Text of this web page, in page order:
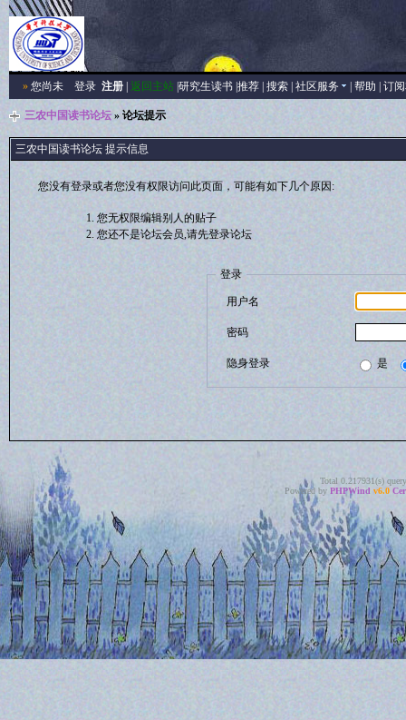
»您尚未 登录 注册| 返回主站| 研究生读书| 推荐| 搜索| 社区服务 帮助 订
三农中国读书论坛» 论坛提示
三农中国读书论坛 提示信息
您没有登录或者您没有权限访问此页面，可能有如下几个原因:
您无权限编辑别人的贴子
您还不是论坛会员,请先登录论坛
登录
用户名
密码
隐身登录 是
Total 0.217931(s)
Powered by PHPWind v6.0